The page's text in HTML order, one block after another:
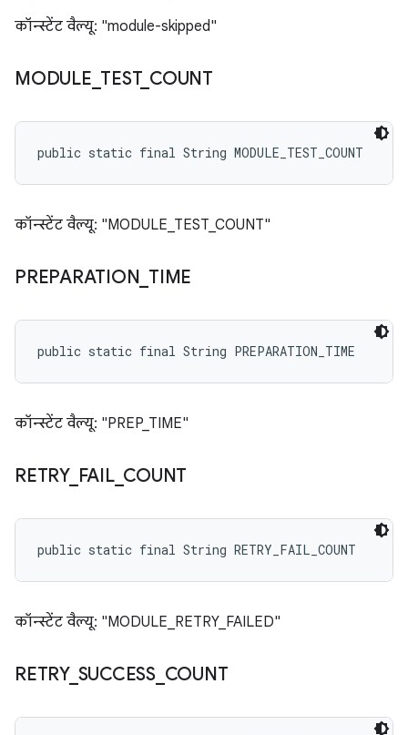
कॉन्स्टेंट वैल्यू: "module-skipped"
MODULE TEST_ COUNT
public static final String MODULE_TEST_COUNT
कॉन्स्टेंट वैल्यू: "MODULE_TEST_COUNT"
PREPARATION TIME
public static final String PREPARATION_TIME
कॉन्स्टेंट वैल्यू: "PREP_TIME"
RETRY_ FAIL_ COUNT
public static final String RETRY_FAIL_COUNT
कॉन्स्टेंट वैल्यू: "MODULE_RETRY_FAILED"
RETRY_ SUCCESS_ COUNT